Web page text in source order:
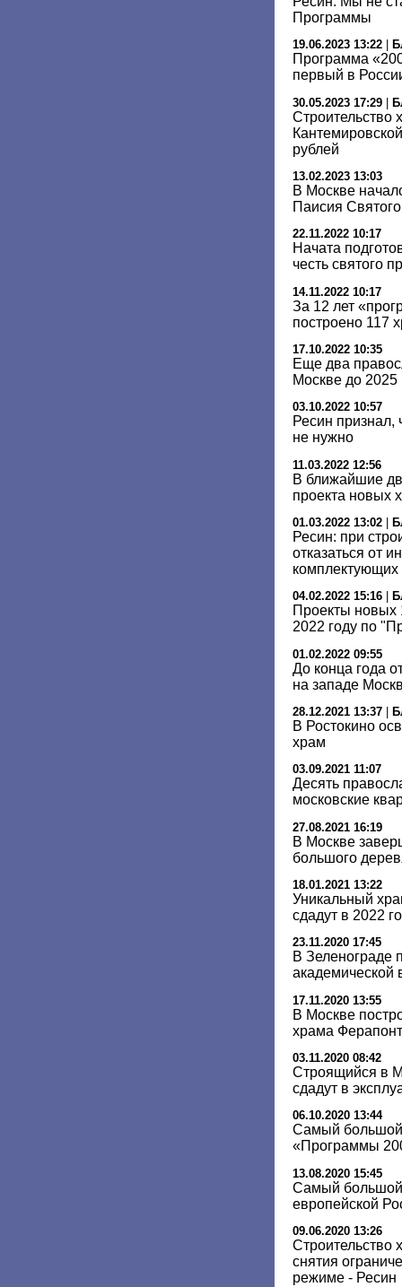
Программы
19.06.2023 13:22
Программа
первый в
30.05.2023 17:29
Строительство
рублей
13.02.2023 13:03
В Москве
Паисия
22.11.2022 10:17
Начата
честь святого
14.11.2022 10:17
За 12 лет
построено 117
17.10.2022 10:35
Еще два
Москве до 2025
03.10.2022 10:57
Ресин признал,
не нужно
11.03.2022 12:56
В ближайшие
проекта новых
01.03.2022 13:02
Ресин: при
отказаться от
комплектующих
04.02.2022 15:16
Проекты новых
2022 году по
01.02.2022 09:55
До конца года
на западе
28.12.2021 13:37
В Ростокино
храм
03.09.2021 11:07
Десять
московские
27.08.2021 16:19
В Москве
большого
18.01.2021 13:22
Уникальный
сдадут в 2022
23.11.2020 17:45
В Зеленограде
академической
17.11.2020 13:55
В Москве
храма
03.11.2020 08:42
Строящийся в
сдадут в
06.10.2020 13:44
Самый большой
«Программы
13.08.2020 15:45
Самый
европейской
09.06.2020 13:26
Cтроительство
снятия
режиме - Ресин